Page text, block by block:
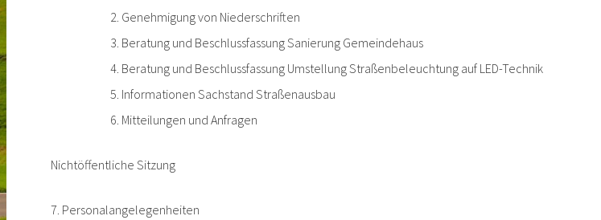
Genehmigung von Niederschriften
Beratung und Beschlussfassung Sanierung Gemeindehaus
Beratung und Beschlussfassung Umstellung Straßenbeleuchtung auf LED-Technik
Informationen Sachstand Straßenausbau
Mitteilungen und Anfragen
Nichtöffentliche Sitzung
7. Personalangelegenheiten